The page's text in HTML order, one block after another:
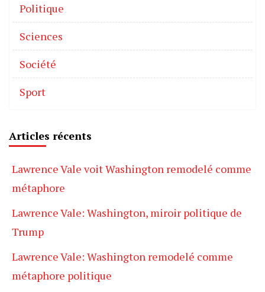
Politique
Sciences
Société
Sport
Articles récents
Lawrence Vale voit Washington remodelé comme
métaphore
Lawrence Vale: Washington, miroir politique de
Trump
Lawrence Vale: Washington remodelé comme
métaphore politique